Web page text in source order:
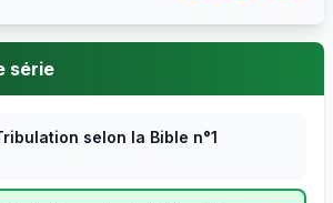
série
selon la Bible n°1